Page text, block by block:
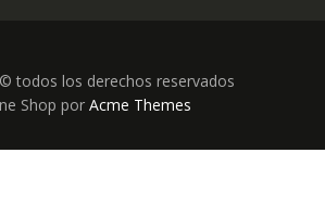
todos los derechos reservados
Shop por Acme Themes